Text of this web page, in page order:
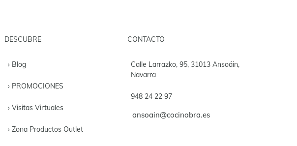
DESCUBRE
› Blog
› PROMOCIONES
› Visitas Virtuales
› Zona Productos Outlet
CONTACTO
Calle Larrazko, 95, 31013 Ansoáin,
Navarra
948 24 22 97
ansoain@cocinobra.es